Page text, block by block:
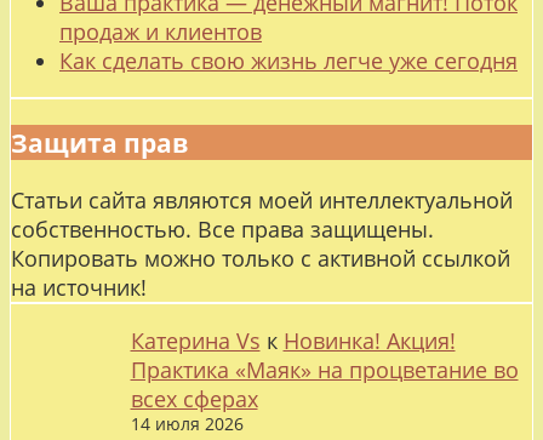
продаж и клиентов
Как сделать свою жизнь легче уже сегодня
Защита прав
Статьи сайта являются моей интеллектуальной
собственностью. Все права защищены.
Копировать можно только с активной ссылкой
на источник!
Катерина Vs к Новинка! Акция!
Практика «Маяк» на процветание во
всех сферах
14 июля 2026